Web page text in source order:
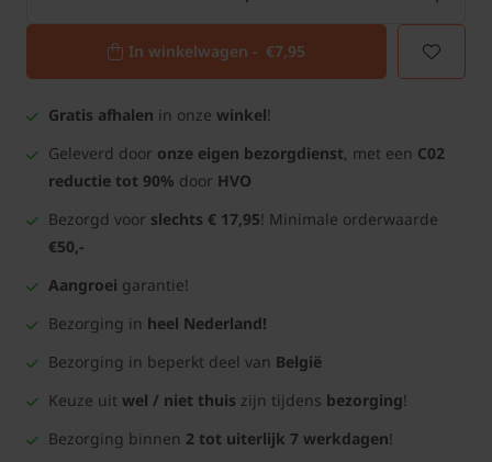
In winkelwagen - €7,95
Gratis afhalen in onze winkel!
Geleverd door onze eigen bezorgdienst, met een C02
reductie tot 90% door HVO
Bezorgd voor slechts € 17,95! Minimale orderwaarde
€50,-
Aangroei garantie!
Bezorging in heel Nederland!
Bezorging in beperkt deel van België
Keuze uit wel / niet thuis zijn tijdens bezorging!
Bezorging binnen 2 tot uiterlijk 7 werkdagen!